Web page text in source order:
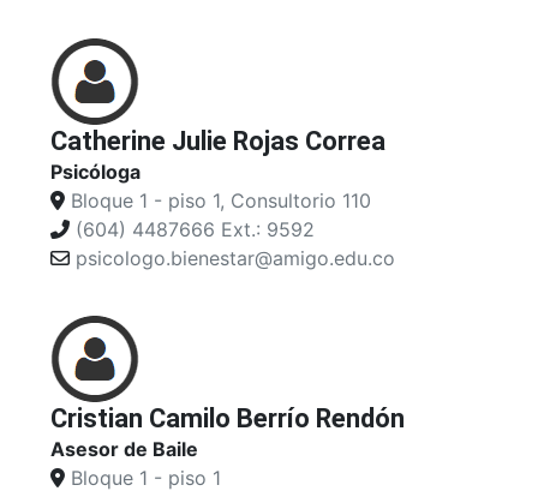
Catherine Julie Rojas Correa
Psicóloga
Bloque 1 - piso 1, Consultorio 110
(604) 4487666 Ext.: 9592
psicologo.bienestar@amigo.edu.co
Cristian Camilo Berrío Rendón
Asesor de Baile
Bloque 1 - piso 1